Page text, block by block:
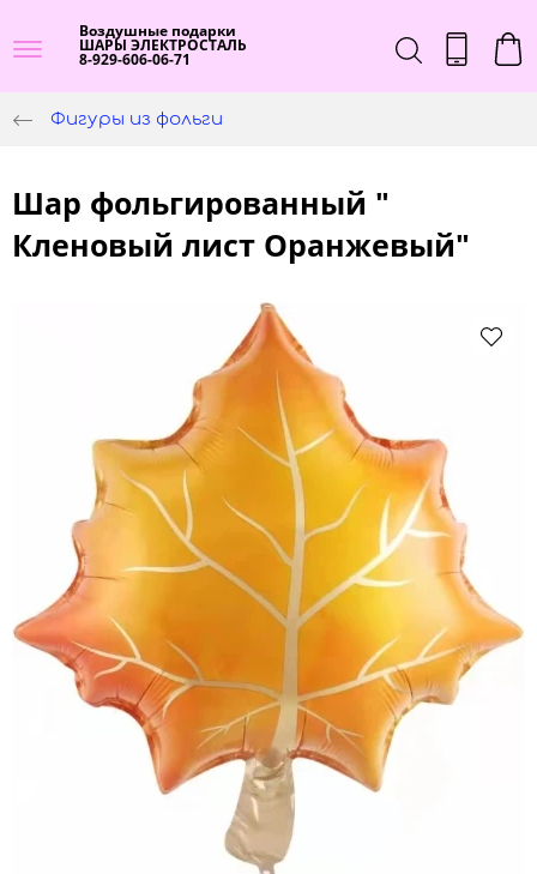
Воздушные подарки
ШАРЫ ЭЛЕКТРОСТАЛЬ
8-929-606-06-71
Фигуры из фольги
Шар фольгированный "
Кленовый лист Оранжевый"